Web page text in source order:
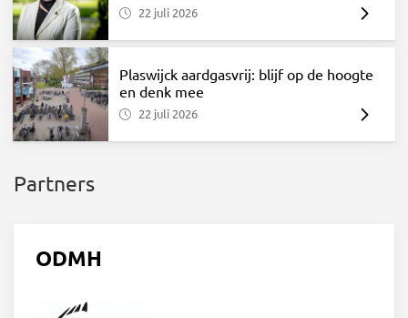
22 juli 2026
Plaswijck aardgasvrij: blijf op de hoogte
en denk mee
22 juli 2026
Partners
ODMH